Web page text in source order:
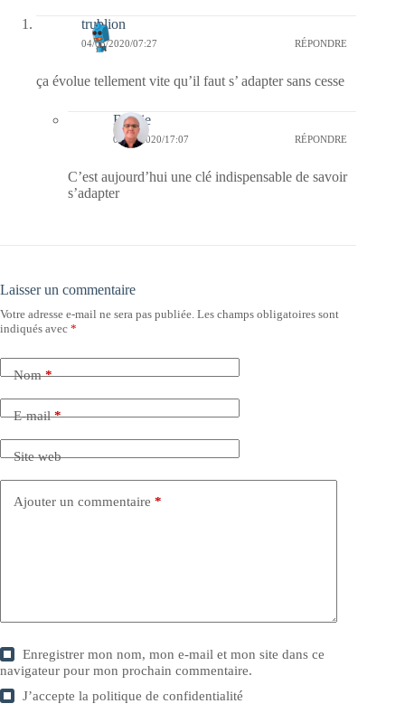
trublion
04/03/2020/07:27 RÉPONDRE
ça évolue tellement vite qu’il faut s’ adapter sans cesse
Bernie
04/03/2020/17:07 RÉPONDRE
C’est aujourd’hui une clé indispensable de savoir
s’adapter
Laisser un commentaire
Votre adresse e-mail ne sera pas publiée. Les champs obligatoires sont
indiqués avec *
Nom*
E-mail*
Site web
Ajouter un commentaire *
Enregistrer mon nom, mon e-mail et mon site dans ce
navigateur pour mon prochain commentaire.
J’accepte lapolitique de confidentialité